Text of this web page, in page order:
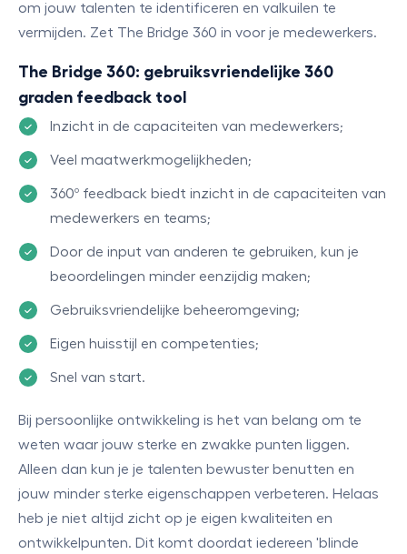
om jouw talenten te identificeren en valkuilen te
vermijden. Zet The Bridge 360 in voor je medewerkers.
The Bridge 360: gebruiksvriendelijke 360
graden feedback tool
Inzicht in de capaciteiten van medewerkers;
Veel maatwerkmogelijkheden;
360º feedback biedt inzicht in de capaciteiten van
medewerkers en teams;
Door de input van anderen te gebruiken, kun je
beoordelingen minder eenzijdig maken;
Gebruiksvriendelijke beheeromgeving;
Eigen huisstijl en competenties;
Snel van start.
Bij persoonlijke ontwikkeling is het van belang om te
weten waar jouw sterke en zwakke punten liggen.
Alleen dan kun je je talenten bewuster benutten en
jouw minder sterke eigenschappen verbeteren. Helaas
heb je niet altijd zicht op je eigen kwaliteiten en
ontwikkelpunten. Dit komt doordat iedereen 'blinde